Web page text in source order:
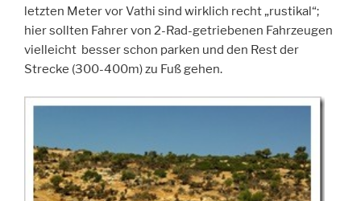
letzten Meter vor Vathi sind wirklich recht „rustikal“;
hier sollten Fahrer von 2-Rad-getriebenen Fahrzeugen
vielleicht besser schon parken und den Rest der
Strecke (300-400m) zu Fuß gehen.